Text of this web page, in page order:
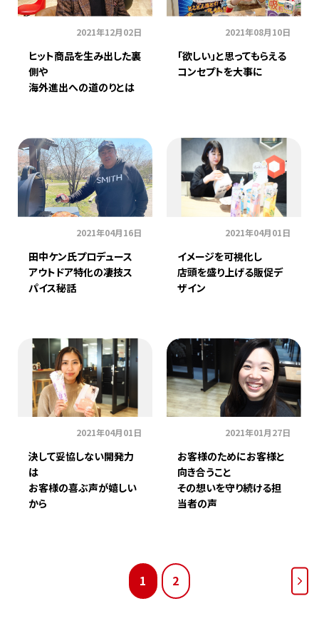
2021年12月02日
ヒット商品を生み出した裏
側や
海外進出への道のりとは
2021年08月10日
「欲しい」と思ってもらえる
コンセプトを大事に
2021年04月16日
田中ケン氏プロデュース
アウトドア特化の凄技ス
パイス秘話
2021年04月01日
イメージを可視化し
店頭を盛り上げる販促デ
ザイン
2021年04月01日
決して妥協しない開発力
は
お客様の喜ぶ声が嬉しい
から
2021年01月27日
お客様のためにお客様と
向き合うこと
その想いを守り続ける担
当者の声
1 2 NEXT